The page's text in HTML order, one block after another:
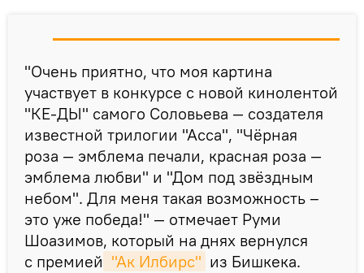
"Очень приятно, что моя картина
участвует в конкурсе с новой кинолентой
"КЕ-ДЫ" самого Соловьева — создателя
известной трилогии "Асса", "Чёрная
роза — эмблема печали, красная роза —
эмблема любви" и "Дом под звёздным
небом". Для меня такая возможность –
это уже победа!" — отмечает Руми
Шоазимов, который на днях вернулся
с премией "Ак Илбирс" из Бишкека.